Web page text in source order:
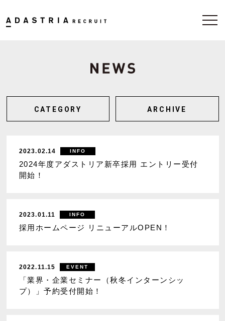
CATEGORY ARCHIVE
2023.02.14 INFO
2024年度アダストリア新卒採用 エントリー受付
開始！
2023.01.11 INFO
採用ホームページ リニューアルOPEN！
2022.11.15 EVENT
「業界・企業セミナー（秋冬インターンシッ
プ）」予約受付開始！